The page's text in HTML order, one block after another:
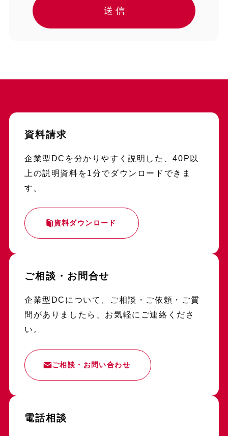
資料請求
企業型DCを分かりやすく説明した、40P以
上の説明資料を1分でダウンロードできま
す。
資料ダウンロード
ご相談・お問合せ
企業型DCについて、ご相談・ご依頼・ご質
問がありましたら、お気軽にご連絡くださ
い。
ご相談・お問い合わせ
電話相談